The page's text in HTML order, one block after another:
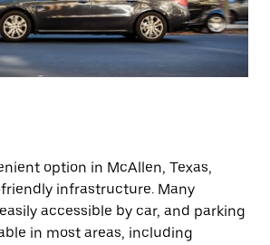
option in McAllen, Texas,
infrastructure. Many
accessible by car, and parking
in most areas, including